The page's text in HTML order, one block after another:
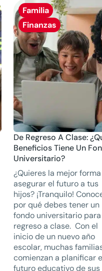
Familia
Finanzas
De Regreso A Clase:
Beneficios Tiene Un
Universitario?
¿Quieres la mejor
asegurar el futuro a tus
hijos? ¡Tranquilo!
por qué debes tener un
fondo universitario
regreso a clase. Con el
inicio de un nuevo año
escolar, muchas
comienzan a planificar
futuro educativo de sus